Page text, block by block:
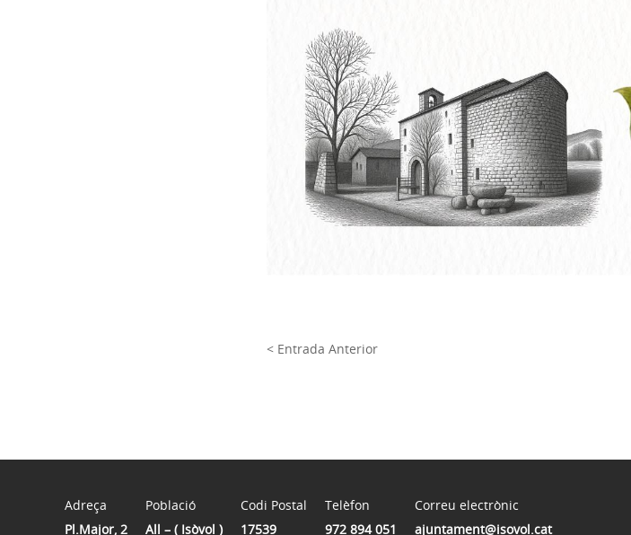
< Entrada Anterior
Adreça
Pl.Major, 2
Població
All – ( Isòvol )
Codi Postal
17539
Telèfon
972 894 051
Correu electrònic
ajuntament@isovol.cat